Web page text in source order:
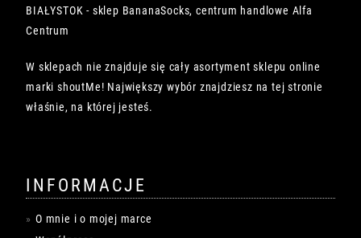
BIAŁYSTOK - sklep BananaSocks, centrum handlowe Alfa
Centrum
W sklepach nie znajduje się cały asortyment sklepu online
marki shoutMe! Największy wybór znajdziesz na tej stronie
właśnie, na której jesteś.
INFORMACJE
O mnie i o mojej marce